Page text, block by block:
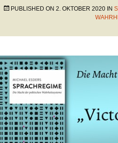
PUBLISHED ON 2. OKTOBER 2020 IN